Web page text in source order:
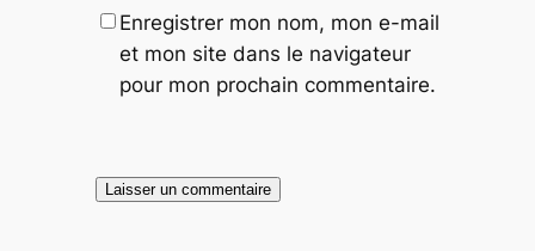
Enregistrer mon nom, mon e-mail
et mon site dans le navigateur
pour mon prochain commentaire.